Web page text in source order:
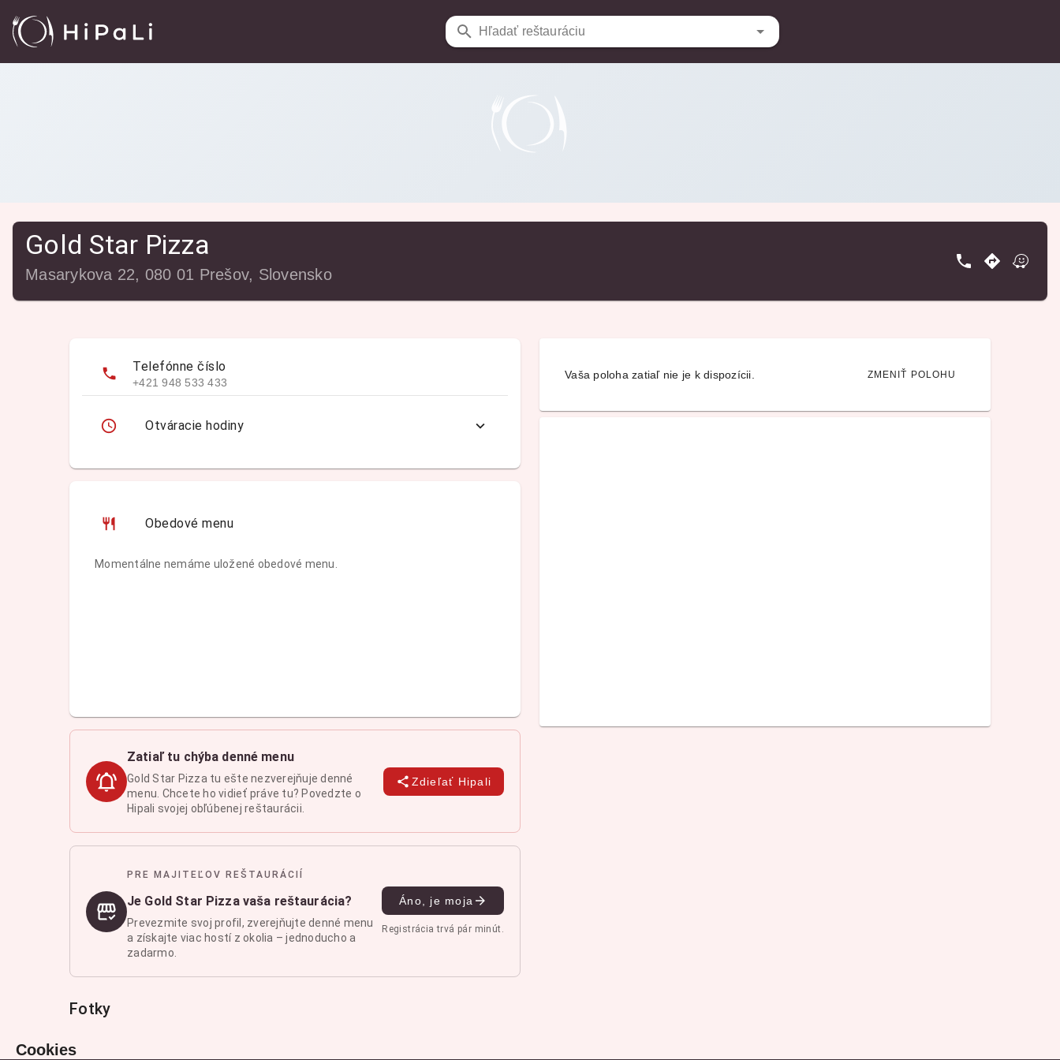
Hľadať reštauráciu
Reštaurácie Gold Star Pizza
Gold Star Pizza
Masarykova 22, 080 01 Prešov, Slovensko
Telefónne číslo
+421 948 533 433
Otváracie hodiny
Obedové menu
Momentálne nemáme uložené obedové menu.
Zatiaľ tu chýba denné menu
Gold Star Pizza tu ešte nezverejňuje denné
menu. Chcete ho vidieť práve tu? Povedzte o
Hipali svojej obľúbenej reštaurácii.
Zdieľať Hipali
PRE MAJITEĽOV REŠTAURÁCIÍ
Je Gold Star Pizza vaša reštaurácia?
Prevezmite svoj profil, zverejňujte denné menu
a získajte viac hostí z okolia – jednoducho a
zadarmo.
Áno, je moja
Registrácia trvá pár minút.
Vaša poloha zatiaľ nie je k dispozícii. ZMENIŤ POLOHU
Fotky
Cookies